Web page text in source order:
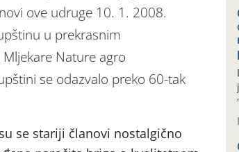
ove udruge 10. 1. 2008.
u prekrasnim
Nature agro
se odazvalo preko 60-tak
se stariji članovi nostalgično